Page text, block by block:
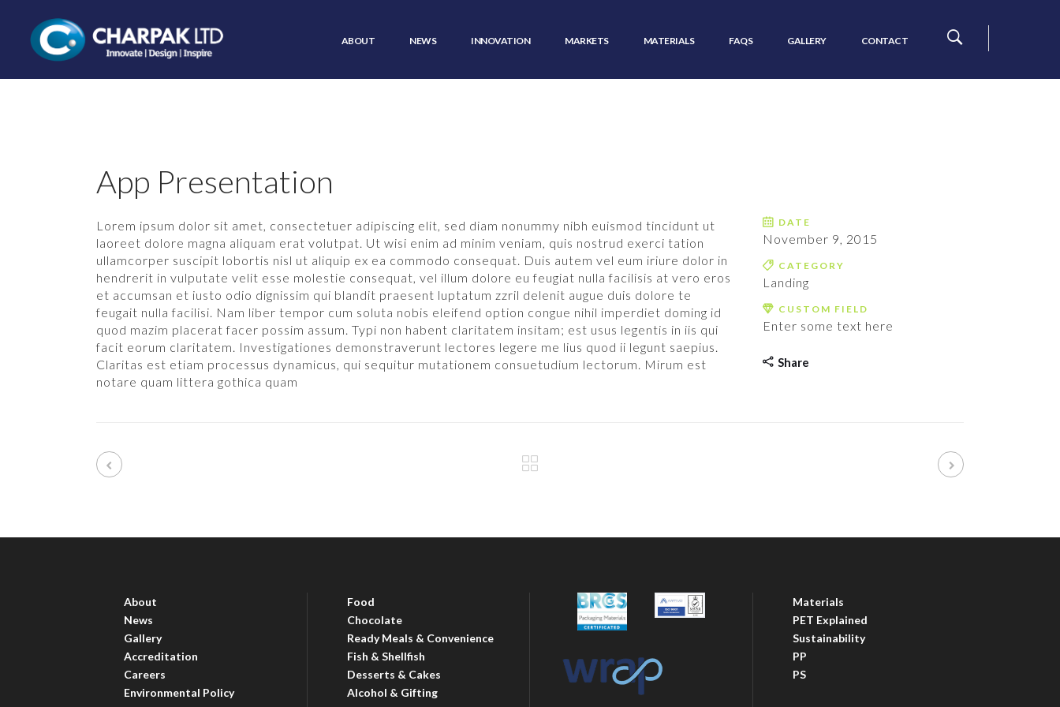
ABOUT NEWS INNOVATION MARKETS MATERIALS FAQS GALLERY CONTACT
App Presentation
Lorem ipsum dolor sit amet, consectetuer adipiscing elit, sed diam nonummy nibh euismod tincidunt ut
laoreet dolore magna aliquam erat volutpat. Ut wisi enim ad minim veniam, quis nostrud exerci tation
ullamcorper suscipit lobortis nisl ut aliquip ex ea commodo consequat. Duis autem vel eum iriure dolor in
hendrerit in vulputate velit esse molestie consequat, vel illum dolore eu feugiat nulla facilisis at vero eros
et accumsan et iusto odio dignissim qui blandit praesent luptatum zzril delenit augue duis dolore te
feugait nulla facilisi. Nam liber tempor cum soluta nobis eleifend option congue nihil imperdiet doming id
quod mazim placerat facer possim assum. Typi non habent claritatem insitam; est usus legentis in iis qui
facit eorum claritatem. Investigationes demonstraverunt lectores legere me lius quod ii legunt saepius.
Claritas est etiam processus dynamicus, qui sequitur mutationem consuetudium lectorum. Mirum est
notare quam littera gothica quam
DATE
November 9, 2015
CATEGORY
Landing
CUSTOM FIELD
Enter some text here
Share
About
News
Gallery
Accreditation
Careers
Environmental Policy
Food
Chocolate
Ready Meals & Convenience
Fish & Shellfish
Desserts & Cakes
Alcohol & Gifting
Materials
PET Explained
Sustainability
PP
PS